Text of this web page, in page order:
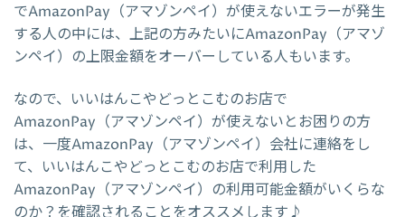
でAmazonPay（アマゾンペイ）が使えないエラーが発生
する人の中には、上記の方みたいにAmazonPay（アマゾ
ンペイ）の上限金額をオーバーしている人もいます。
なので、いいはんこやどっとこむのお店で
AmazonPay（アマゾンペイ）が使えないとお困りの方
は、一度AmazonPay（アマゾンペイ）会社に連絡をし
て、いいはんこやどっとこむのお店で利用した
AmazonPay（アマゾンペイ）の利用可能金額がいくらな
のか？を確認されることをオススメします♪